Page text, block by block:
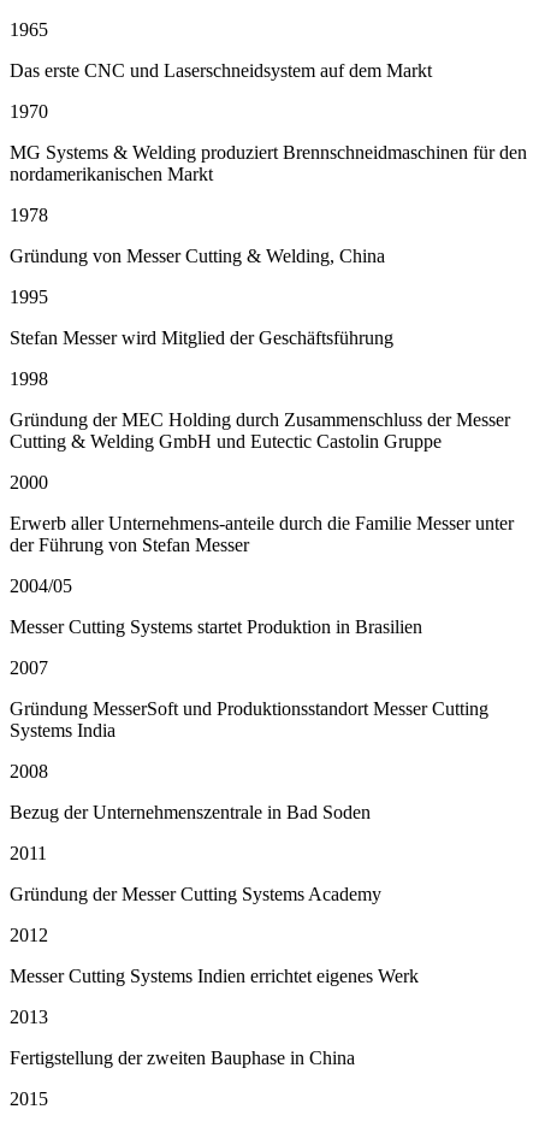
1965
Das erste CNC und Laserschneidsystem auf dem Markt
1970
MG Systems & Welding produziert Brennschneidmaschinen für den
nordamerikanischen Markt
1978
Gründung von Messer Cutting & Welding, China
1995
Stefan Messer wird Mitglied der Geschäftsführung
1998
Gründung der MEC Holding durch Zusammenschluss der Messer
Cutting & Welding GmbH und Eutectic Castolin Gruppe
2000
Erwerb aller Unternehmens-anteile durch die Familie Messer unter
der Führung von Stefan Messer
2004/05
Messer Cutting Systems startet Produktion in Brasilien
2007
Gründung MesserSoft und Produktionsstandort Messer Cutting
Systems India
2008
Bezug der Unternehmenszentrale in Bad Soden
2011
Gründung der Messer Cutting Systems Academy
2012
Messer Cutting Systems Indien errichtet eigenes Werk
2013
Fertigstellung der zweiten Bauphase in China
2015